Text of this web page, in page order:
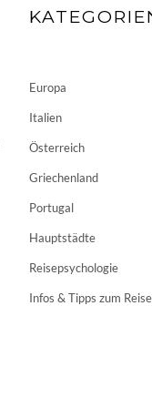
Europa
Italien
Österreich
Griechenland
Portugal
Hauptstädte
Reisepsychologie
Infos & Tipps zum